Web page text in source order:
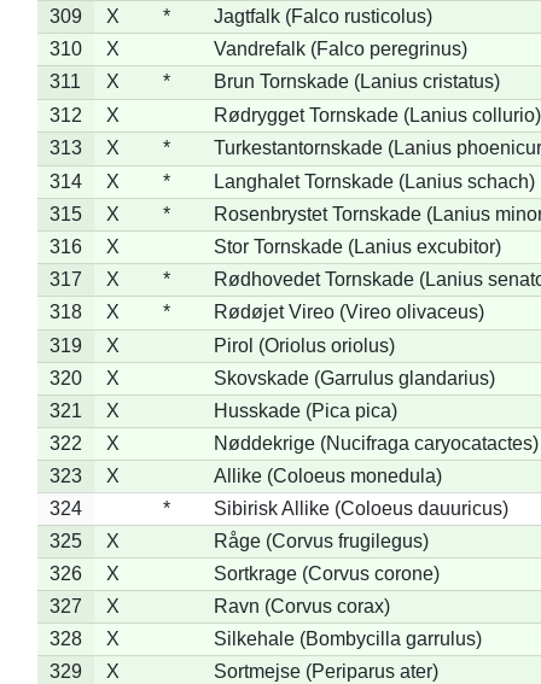
309
X *
Jagtfalk (Falco rusticolus)
310
X
Vandrefalk (Falco peregrinus)
311
X *
Brun Tornskade (Lanius cristatus)
312
X
Rødrygget Tornskade (Lanius collurio)
313
X *
Turkestantornskade (Lanius
314
X *
Langhalet Tornskade (Lanius schach)
315
X *
Rosenbrystet Tornskade (Lanius
316
X
Stor Tornskade (Lanius excubitor)
317
X *
Rødhovedet Tornskade (Lanius
318
X *
Rødøjet Vireo (Vireo olivaceus)
319
X
Pirol (Oriolus oriolus)
320
X
Skovskade (Garrulus glandarius)
321
X
Husskade (Pica pica)
322
X
Nøddekrige (Nucifraga caryocatactes)
323
X
Allike (Coloeus monedula)
324
*
Sibirisk Allike (Coloeus dauuricus)
325
X
Råge (Corvus frugilegus)
326
X
Sortkrage (Corvus corone)
327
X
Ravn (Corvus corax)
328
X
Silkehale (Bombycilla garrulus)
329
X
Sortmejse (Periparus ater)